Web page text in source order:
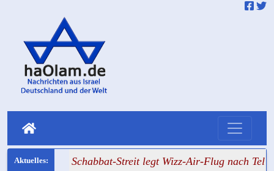
Schabbat-Streit legt Wizz-Air-Flug nach Tel Aviv lahm